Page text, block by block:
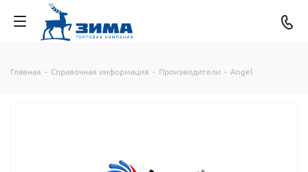
Главная - Справочная информация - Производители - Angel